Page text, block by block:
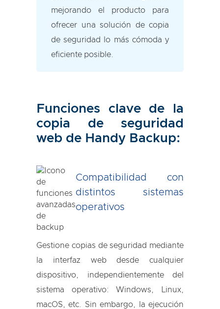
mejorando el producto para
ofrecer una solución de copia
de seguridad lo más cómoda y
eficiente posible.
Funciones clave de la
copia de seguridad
web de Handy Backup:
Compatibilidad con
distintos sistemas
operativos
Gestione copias de seguridad mediante
la interfaz web desde cualquier
dispositivo, independientemente del
sistema operativo: Windows, Linux,
macOS, etc. Sin embargo, la ejecución